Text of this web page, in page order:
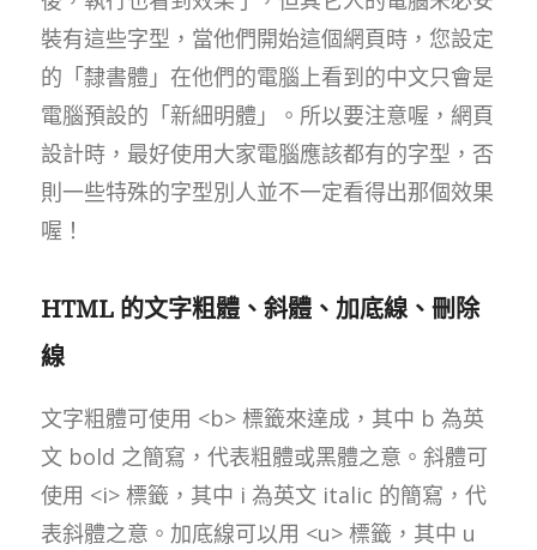
裝有這些字型，當他們開始這個網頁時，您設定
的「隸書體」在他們的電腦上看到的中文只會是
電腦預設的「新細明體」。所以要注意喔，網頁
設計時，最好使用大家電腦應該都有的字型，否
則一些特殊的字型別人並不一定看得出那個效果
喔！
HTML 的文字粗體、斜體、加底線、刪除
線
文字粗體可使用 <b> 標籤來達成，其中 b 為英
文 bold 之簡寫，代表粗體或黑體之意。斜體可
使用 <i> 標籤，其中 i 為英文 italic 的簡寫，代
表斜體之意。加底線可以用 <u> 標籤，其中 u